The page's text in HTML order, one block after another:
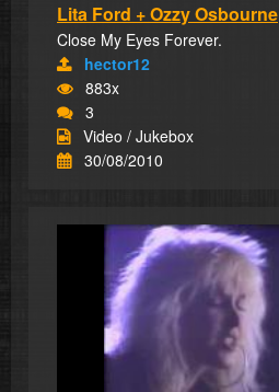
Lita Ford + Ozzy Osbourne
Close My Eyes Forever.
hector12
883x
3
Video / Jukebox
30/08/2010